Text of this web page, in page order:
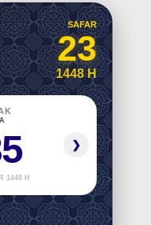
SAFAR
23
1448 H
1448 H
❯